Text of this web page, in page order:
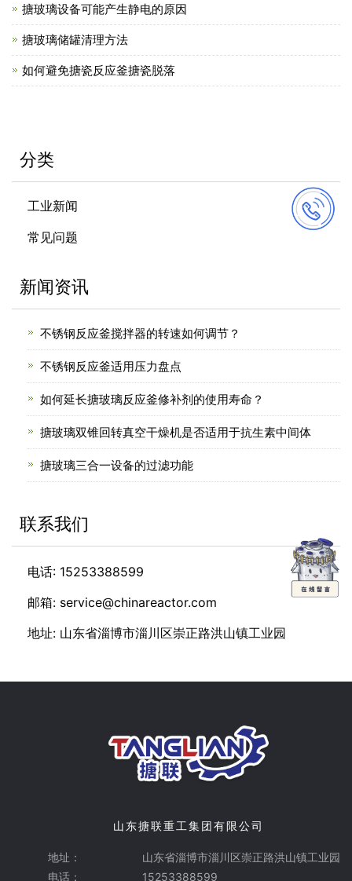
搪玻璃设备可能产生静电的原因
搪玻璃储罐清理方法
如何避免搪瓷反应釜搪瓷脱落
分类
工业新闻
常见问题
新闻资讯
不锈钢反应釜搅拌器的转速如何调节？
不锈钢反应釜适用压力盘点
如何延长搪玻璃反应釜修补剂的使用寿命？
搪玻璃双锥回转真空干燥机是否适用于抗生素中间体
搪玻璃三合一设备的过滤功能
联系我们
电话: 15253388599
邮箱: service@chinareactor.com
地址: 山东省淄博市淄川区崇正路洪山镇工业园
山东搪联重工集团有限公司
地址：
山东省淄博市淄川区崇正路洪山镇工业园
电话：
15253388599